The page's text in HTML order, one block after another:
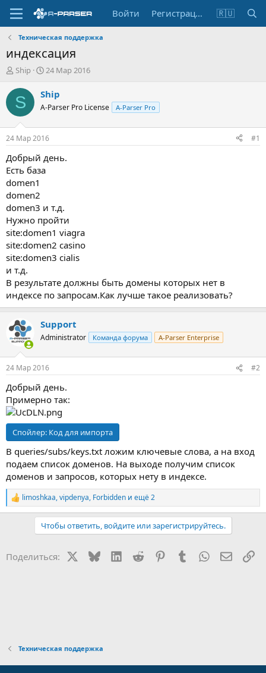
Войти Регистрация 🇷🇺
Техническая поддержка
индексация
А
т
о
т
е
м
ы
Ship
Д
т
н
ч
а
л
а
24 Мар 2016
S Ship
A-Parser Pro License A-Parser Pro
24 Мар 2016 #1
Добрый день.
Есть база
domen1
domen2
domen3 и т.д.
Нужно пройти
site:domen1 viagra
site:domen2 casino
site:domen3 cialis
и т.д.
В результате должны быть домены которых нет в
индексе по запросам.Как лучше такое реализовать?
Support
Administrator Команда форума A-Parser Enterprise
24 Мар 2016 #2
Добрый день.
Примерно так:
Спойлер: Код для импорта
В queries/subs/keys.txt ложим ключевые слова, а на вход
подаем список доменов. На выходе получим список
доменов и запросов, которых нету в индексе.
Р
е
и
limoshkaa,vipdenya, Forbidden и ещё 2
Чтобы ответить, войдите или зарегистрируйтесь.
Поделиться: BlueskyLinkedIn
Reddit PinterestTumblr WhatsApp
Техническая поддержка